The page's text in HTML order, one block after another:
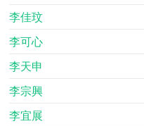
李佳玟
李可心
李天申
李宗興
李宜展